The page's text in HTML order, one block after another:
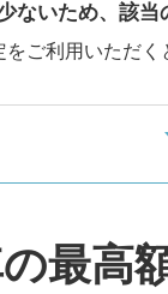
ないため、該
をご利用いただく
最高